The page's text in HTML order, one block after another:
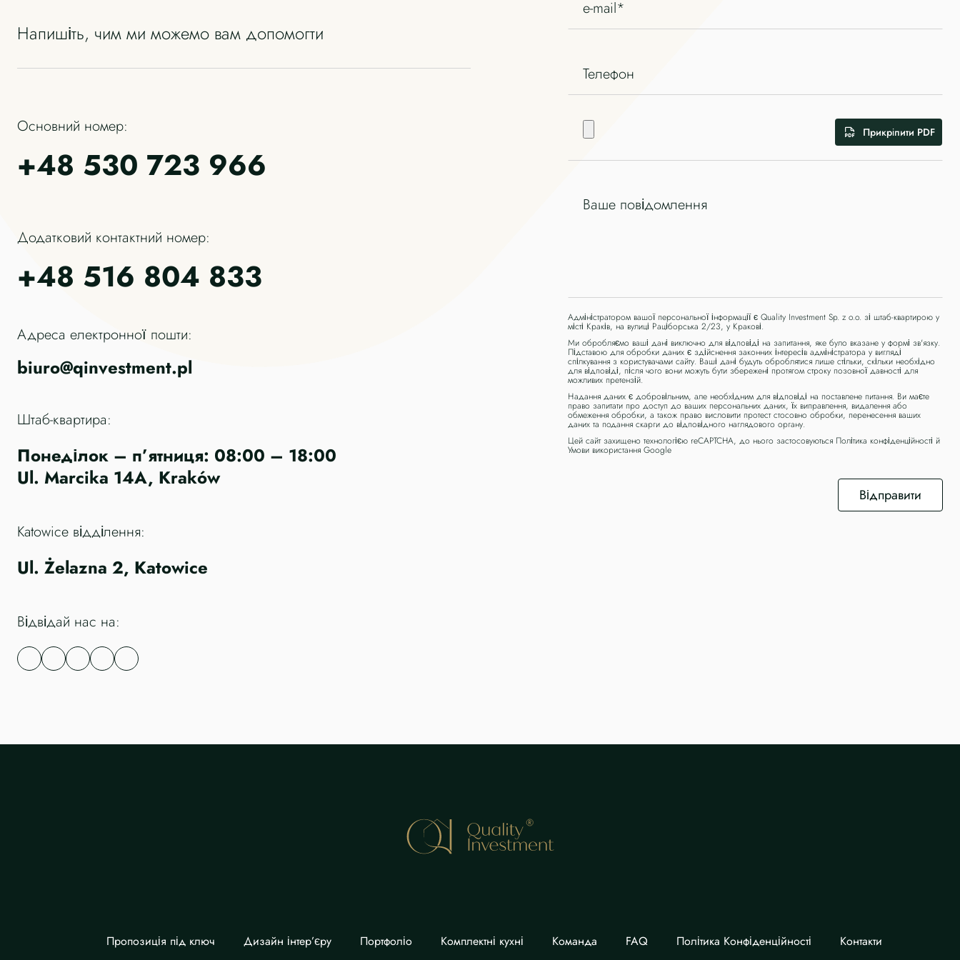
Напишіть, чим ми можемо вам допомогти
Основний номер:
+48 530 723 966
Додатковий контактний номер:
+48 516 804 833
Адреса електронної пошти:
biuro@qinvestment.pl
Штаб-квартира:
Понеділок – п’ятниця: 08:00 – 18:00
Ul. Marcika 14A, Kraków
Katowice відділення:
Ul. Żelazna 2, Katowice
Відвідай нас на:
Прикріпити PDF
Адміністратором вашої персональної інформації є Quality Investment Sp. z o.o. зі штаб-квартирою у
місті Краків, на вулиці Раціборська 2/23, у Кракові.
Ми обробляємо ваші дані виключно для відповіді на запитання, яке було вказане у формі зв'язку.
Підставою для обробки даних є здійснення законних інтересів адміністратора у вигляді
спілкування з користувачами сайту. Ваші дані будуть оброблятися лише стільки, скільки необхідно
для відповіді, після чого вони можуть бути збережені протягом строку позовної давності для
можливих претензій.
Надання даних є добровільним, але необхідним для відповіді на поставлене питання. Ви маєте
право запитати про доступ до ваших персональних даних, їх виправлення, видалення або
обмеження обробки, а також право висловити протест стосовно обробки, перенесення ваших
даних та подання скарги до відповідного наглядового органу.
Цей сайт захищено технологією reCAPTCHA, до нього застосовуються Політика конфіденційності й
Умови використання Google
Пропозиція під ключ Дизайн інтер’єру Портфоліо Комплектні кухні Команда FAQ Політика Конфіденційності Контакти